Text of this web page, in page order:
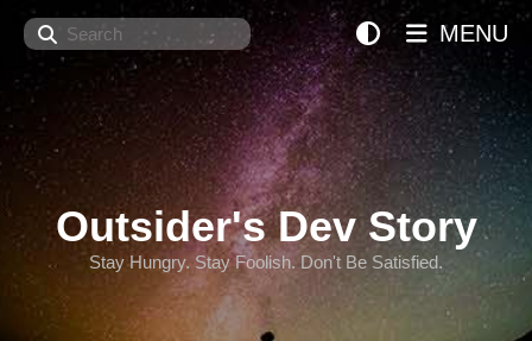
Search
Outsider's Dev Story
Stay Hungry. Stay Foolish. Don't Be Satisfied.
MENU